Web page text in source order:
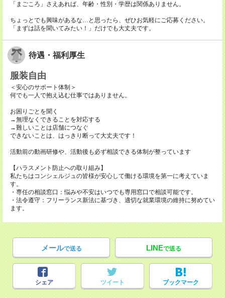
「まごころ」さえあれば、年齢・性別・学歴は関係ありません。
ちょっとでも興味があるな…と思ったら、ぜひお気軽にご応募ください。
「まずは話を聞いてみたい！」だけでも大丈夫です。
待遇・福利厚生
服装自由
＜安心のサポート体制＞
何でも一人で抱え込む仕事ではありません。
お困りごとを聞く
→無理なくできることを対応する
→難しいことは店舗につなぐ
できないことは、はっきり断って大丈夫です！
活動前の動画研修や、活動後も必ず相談できる体制が整っています
【ハラスメント防止への取り組み】
私たちはコンシェルジュの皆様が安心して働ける環境を第一に考えていま
す。
・専任の相談窓口：悩みや不安はいつでも専用窓口で相談可能です。
・法令遵守：フリーランス新法に基づき、適切な就業環境の維持に努めてい
ます。
メールで送る LINEで送る
シェア ツイート ブックマーク